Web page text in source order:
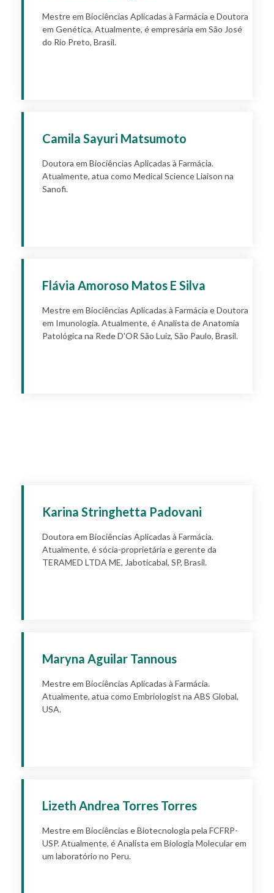
Mestre em Biociências Aplicadas à Farmácia e Doutora
em Genética. Atualmente, é empresária em São José
do Rio Preto, Brasil.
Camila Sayuri Matsumoto
Doutora em Biociências Aplicadas à Farmácia.
Atualmente, atua como Medical Science Liaison na
Sanofi.
Flávia Amoroso Matos E Silva
Mestre em Biociências Aplicadas à Farmácia e Doutora
em Imunologia. Atualmente, é Analista de Anatomia
Patológica na Rede D'OR São Luiz, São Paulo, Brasil.
Karina Stringhetta Padovani
Doutora em Biociências Aplicadas à Farmácia.
Atualmente, é sócia-proprietária e gerente da
TERAMED LTDA ME, Jaboticabal, SP, Brasil.
Maryna Aguilar Tannous
Mestre em Biociências Aplicadas à Farmácia.
Atualmente, atua como Embriologist na ABS Global,
USA.
Lizeth Andrea Torres Torres
Mestre em Biociências e Biotecnologia pela FCFRP-
USP. Atualmente, é Analista em Biologia Molecular em
um laboratório no Peru.